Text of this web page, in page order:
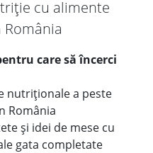
cu alimente
care să încerci
nutriționale a peste
România
și idei de mese cu
gata completate